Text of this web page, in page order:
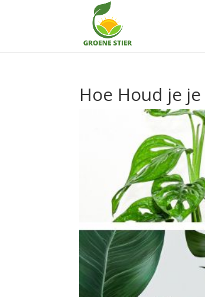
Hoe Houd je